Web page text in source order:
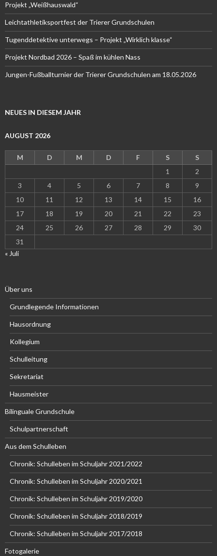
Projekt „Weißhauswald“
Leichtathletiksportfest der Trierer Grundschulen
Tugenddetektive unterwegs – Projekt „Wirklich klasse“
Projekt Nordbad 2026 – Spaß im kühlen Nass
Jungen-Fußballturnier der Trierer Grundschulen am 18.05.2026
NEUES IN DIESEM JAHR
AUGUST 2026
M D M D F S
S
1
2
3
4 5 6 7 8
9
10
11 12 13 14 15
16
17
18 19 20 21 22
23
24
25 26 27 28 29
30
31
« Juli
Über uns
Grundlegende Informationen
Hausordnung
Kollegium
Schulleitung
Sekretariat
Hausmeister
Bilinguale Grundschule
Schulpartnerschaft
Aus dem Schulleben
Chronik: Schulleben im Schuljahr 2021/2022
Chronik: Schulleben im Schuljahr 2020/2021
Chronik: Schulleben im Schuljahr 2019/2020
Chronik: Schulleben im Schuljahr 2018/2019
Chronik: Schulleben im Schuljahr 2017/2018
Fotogalerie